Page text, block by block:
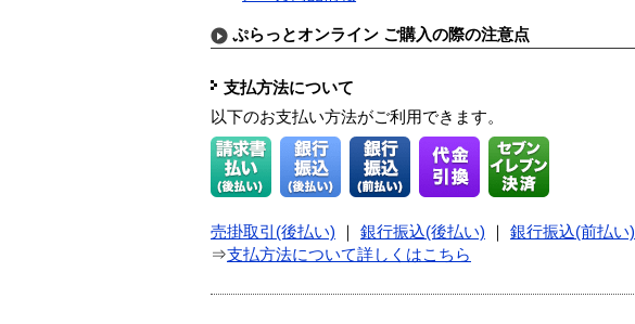
ぷらっとオンライン ご購入の際の注意点
支払方法について
以下のお支払い方法がご利用できます。
売掛取引(後払い) 銀行振込(後払い) 銀行振込(前払い)
⇒支払方法について詳しくはこちら